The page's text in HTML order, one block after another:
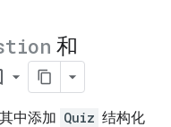
和
中添加 Quiz 结构化